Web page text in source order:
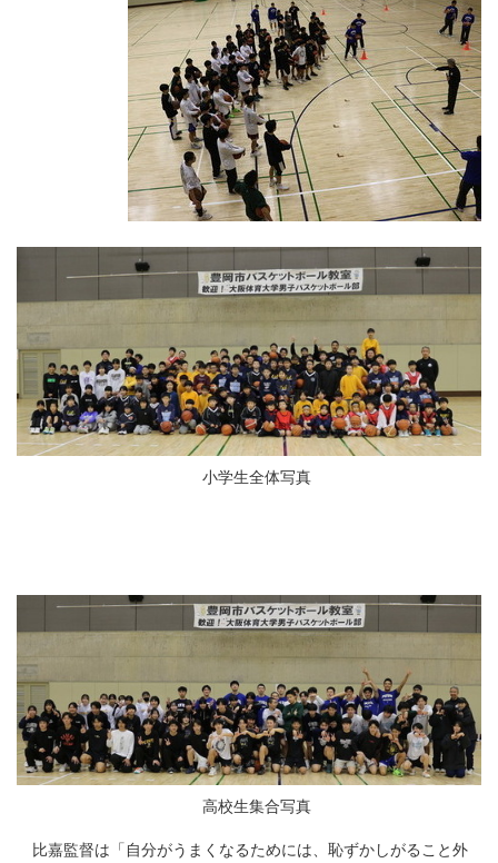
小学生全体写真
高校生集合写真
比嘉監督は「自分がうまくなるためには、恥ずかしがること外